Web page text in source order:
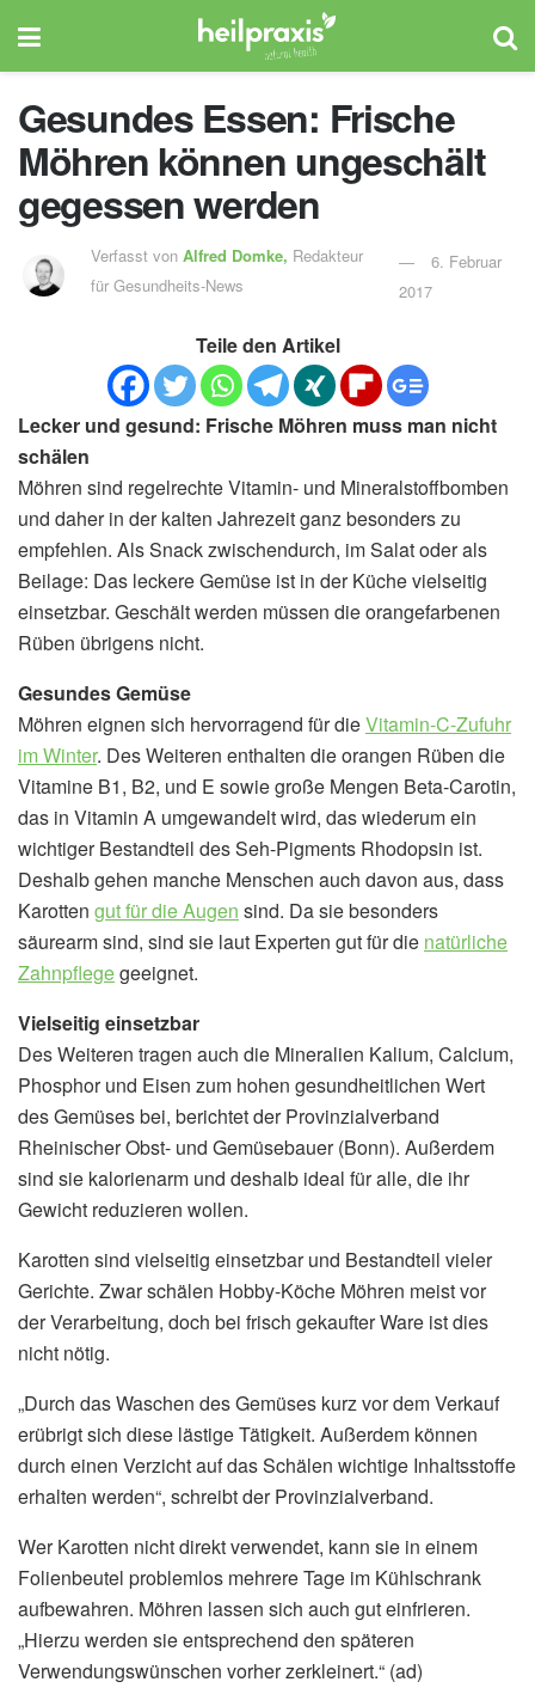
Gesundes Essen: Frische
Möhren können ungeschält
gegessen werden
Verfasst vonAlfred Domke, Redakteur
für Gesundheits-News
6. Februar
2017
Teile den Artikel
Lecker und gesund: Frische Möhren muss man nicht
schälen
Möhren sind regelrechte Vitamin- und Mineralstoffbomben
und daher in der kalten Jahrezeit ganz besonders zu
empfehlen. Als Snack zwischendurch, im Salat oder als
Beilage: Das leckere Gemüse ist in der Küche vielseitig
einsetzbar. Geschält werden müssen die orangefarbenen
Rüben übrigens nicht.
Gesundes Gemüse
Möhren eignen sich hervorragend für dieVitamin-C-Zufuhr
im Winter. Des Weiteren enthalten die orangen Rüben die
Vitamine B1, B2, und E sowie große Mengen Beta-Carotin,
das in Vitamin A umgewandelt wird, das wiederum ein
wichtiger Bestandteil des Seh-Pigments Rhodopsin ist.
Deshalb gehen manche Menschen auch davon aus, dass
Karotten gut für die Augen sind. Da sie besonders
säurearm sind, sind sie laut Experten gut für die natürliche
Zahnpflegegeeignet.
Vielseitig einsetzbar
Des Weiteren tragen auch die Mineralien Kalium, Calcium,
Phosphor und Eisen zum hohen gesundheitlichen Wert
des Gemüses bei, berichtet der Provinzialverband
Rheinischer Obst- und Gemüsebauer (Bonn). Außerdem
sind sie kalorienarm und deshalb ideal für alle, die ihr
Gewicht reduzieren wollen.
Karotten sind vielseitig einsetzbar und Bestandteil vieler
Gerichte. Zwar schälen Hobby-Köche Möhren meist vor
der Verarbeitung, doch bei frisch gekaufter Ware ist dies
nicht nötig.
„Durch das Waschen des Gemüses kurz vor dem Verkauf
erübrigt sich diese lästige Tätigkeit. Außerdem können
durch einen Verzicht auf das Schälen wichtige Inhaltsstoffe
erhalten werden“, schreibt der Provinzialverband.
Wer Karotten nicht direkt verwendet, kann sie in einem
Folienbeutel problemlos mehrere Tage im Kühlschrank
aufbewahren. Möhren lassen sich auch gut einfrieren.
„Hierzu werden sie entsprechend den späteren
Verwendungswünschen vorher zerkleinert.“ (ad)